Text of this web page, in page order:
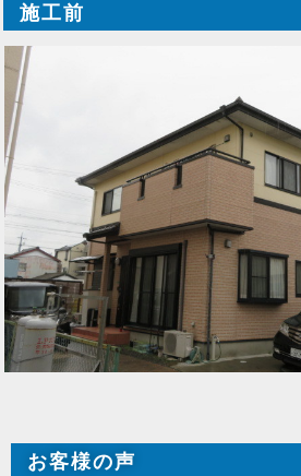
施工前
お客様の声